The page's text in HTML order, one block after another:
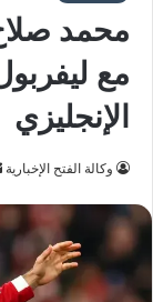
محمد
مع
الإنجليزي
وكالة الفتح الإخبارية